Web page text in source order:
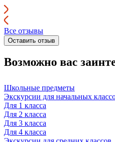
Все отзывы
Оставить отзыв
Возможно вас
Школьные предметы
Экскурсии для начальных
Для 1 класса
Для 2 класса
Для 3 класса
Для 4 класса